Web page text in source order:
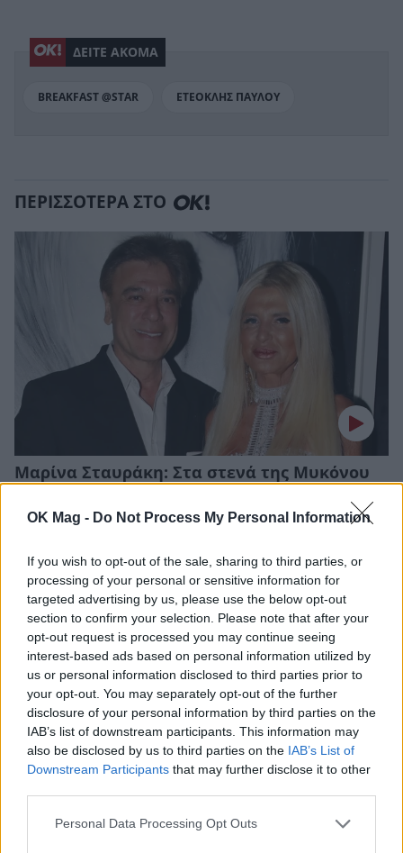
OK Mag - Do Not Process My Personal Information
If you wish to opt-out of the sale, sharing to third parties, or
processing of your personal or sensitive information for
targeted advertising by us, please use the below opt-out
section to confirm your selection. Please note that after your
opt-out request is processed you may continue seeing
interest-based ads based on personal information utilized by
us or personal information disclosed to third parties prior to
your opt-out. You may separately opt-out of the further
disclosure of your personal information by third parties on the
IAB’s list of downstream participants. This information may
also be disclosed by us to third parties on the IAB’s List of
Downstream Participants that may further disclose it to other
Personal Data Processing Opt Outs
ΔΕΙΤΕ ΑΚΟΜΑ
BREAKFAST @STAR ΕΤΕΟΚΛΗΣ ΠΑΥΛΟΥ
ΠΕΡΙΣΣΟΤΕΡΑ ΣΤΟ
Μαρίνα Σταυράκη: Στα στενά της Μυκόνου
CELEBRITIES
Στέφανος Κασσελάκης: «Η δηµιουργία
οικογένειας είναι ένα από τα πιο όµορφα και
δηµιουργικά όνειρα που έχω»